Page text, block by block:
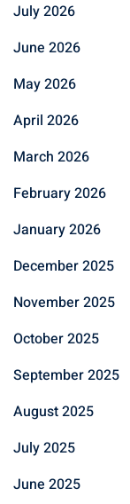
July 2026
June 2026
May 2026
April 2026
March 2026
February 2026
January 2026
December 2025
November 2025
October 2025
September 2025
August 2025
July 2025
June 2025